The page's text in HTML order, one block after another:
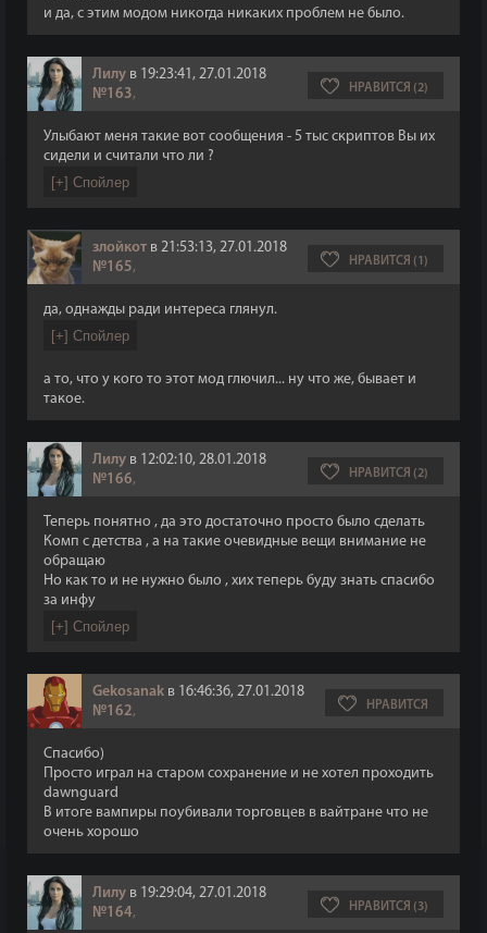
и да, с этим модом никогда никаких проблем не было.
Лилу в 19:23:41, 27.01.2018
№163, НРАВИТСЯ (2)
Улыбают меня такие вот сообщения - 5 тыс скриптов Вы их
сидели и считали что ли ?
злойкот в 21:53:13, 27.01.2018
№165, НРАВИТСЯ (1)
да, однажды ради интереса глянул.
а то, что у кого то этот мод глючил... ну что же, бывает и
такое.
Лилу в 12:02:10, 28.01.2018
№166, НРАВИТСЯ (2)
Теперь понятно , да это достаточно просто было сделать
Комп с детства , а на такие очевидные вещи внимание не
обращаю
Но как то и не нужно было , хих теперь буду знать спасибо
за инфу
Gekosanak в 16:46:36, 27.01.2018
№162, НРАВИТСЯ
Спасибо)
Просто играл на старом сохранение и не хотел проходить
dawnguard
В итоге вампиры поубивали торговцев в вайтране что не
очень хорошо
Лилу в 19:29:04, 27.01.2018
№164, НРАВИТСЯ (3)